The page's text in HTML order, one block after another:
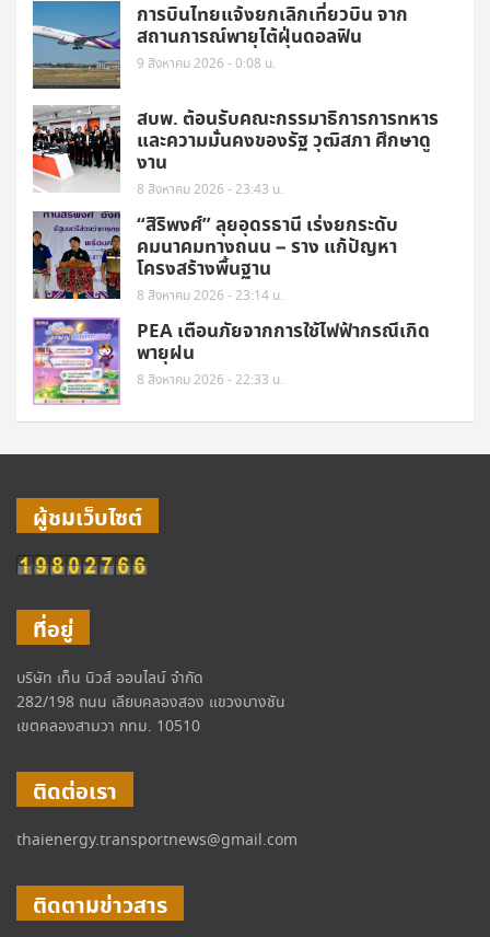
การบินไทยแจ้งยกเลิกเที่ยวบิน จาก
สถานการณ์พายุไต้ฝุ่นดอลฟิน
9 สิงหาคม 2026 - 0:08 น.
สบพ. ต้อนรับคณะกรรมาธิการการทหาร
และความมั่นคงของรัฐ วุฒิสภา ศึกษาดู
งาน
8 สิงหาคม 2026 - 23:43 น.
“สิริพงศ์” ลุยอุดรธานี เร่งยกระดับ
คมนาคมทางถนน – ราง แก้ปัญหา
โครงสร้างพื้นฐาน
8 สิงหาคม 2026 - 23:14 น.
PEA เตือนภัยจากการใช้ไฟฟ้ากรณีเกิด
พายุฝน
8 สิงหาคม 2026 - 22:33 น.
ผู้ชมเว็บไซต์
ที่อยู่
บริษัท เท็น นิวส์ ออนไลน์ จำกัด
282/198 ถนน เลียบคลองสอง แขวงบางชัน
เขตคลองสามวา กทม. 10510
ติดต่อเรา
thaienergy.transportnews@gmail.com
ติดตามข่าวสาร